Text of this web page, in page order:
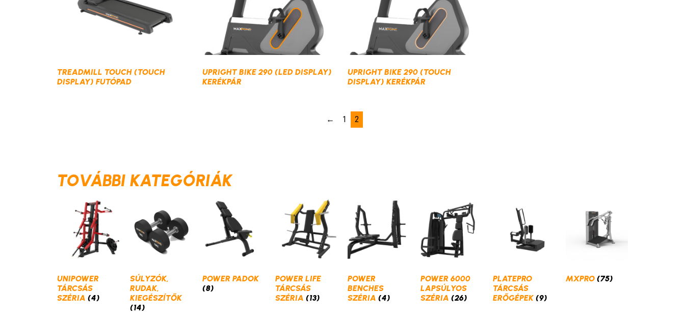
TREADMILL TOUCH (TOUCH
DISPLAY) FUTÓPAD
UPRIGHT BIKE 290 (LED DISPLAY)
KERÉKPÁR
UPRIGHT BIKE 290 (TOUCH
DISPLAY) KERÉKPÁR
← 1 2
TOVÁBBI KATEGÓRIÁK
UNIPOWER
TÁRCSÁS
SZÉRIA (4)
SÚLYZÓK,
RUDAK,
KIEGÉSZÍTŐK
(14)
POWER PADOK
(8)
POWER LIFE
TÁRCSÁS
SZÉRIA (13)
POWER
BENCHES
SZÉRIA (4)
POWER 6000
LAPSÚLYOS
SZÉRIA (26)
PLATEPRO
TÁRCSÁS
ERŐGÉPEK(9)
MXPRO (75)